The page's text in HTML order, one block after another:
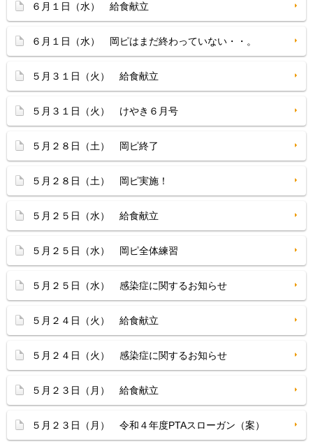
６月１日（水） 給食献立
６月１日（水） 岡ピはまだ終わっていない・・。
５月３１日（火） 給食献立
５月３１日（火） けやき６月号
５月２８日（土） 岡ピ終了
５月２８日（土） 岡ピ実施！
５月２５日（水） 給食献立
５月２５日（水） 岡ピ全体練習
５月２５日（水） 感染症に関するお知らせ
５月２４日（火） 給食献立
５月２４日（火） 感染症に関するお知らせ
５月２３日（月） 給食献立
５月２３日（月） 令和４年度PTAスローガン（案）